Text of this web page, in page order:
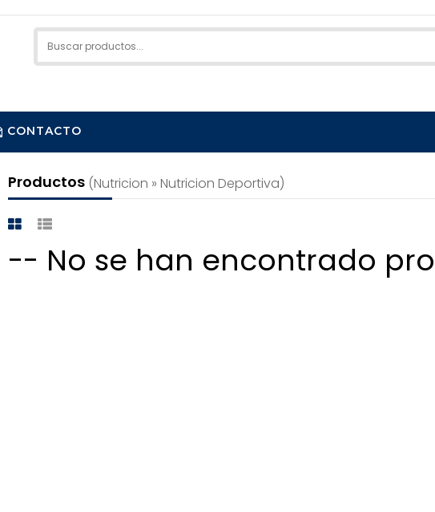
CONTACTO
Productos (nutricion » Nutricion Deportiva)
-- No se han encontrado